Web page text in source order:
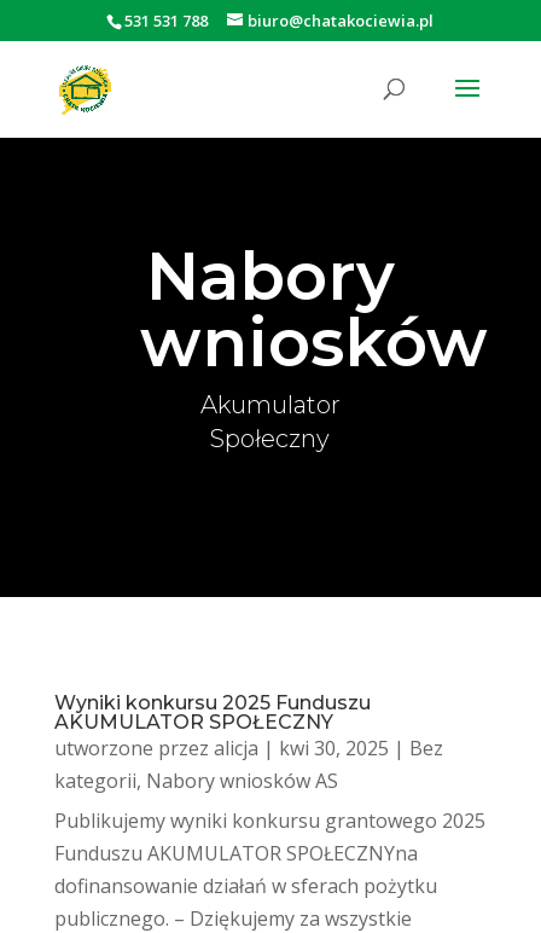
Otwórz pasek narzędzi
531 531 788 biuro@chatakociewia.pl
Nabory
wniosków
Akumulator
Społeczny
Wyniki konkursu 2025 Funduszu
AKUMULATOR SPOŁECZNY
utworzone przez alicja | kwi 30, 2025 | Bez
kategorii, Nabory wniosków AS
Publikujemy wyniki konkursu grantowego 2025
Funduszu AKUMULATOR SPOŁECZNYna
dofinansowanie działań w sferach pożytku
publicznego. – Dziękujemy za wszystkie